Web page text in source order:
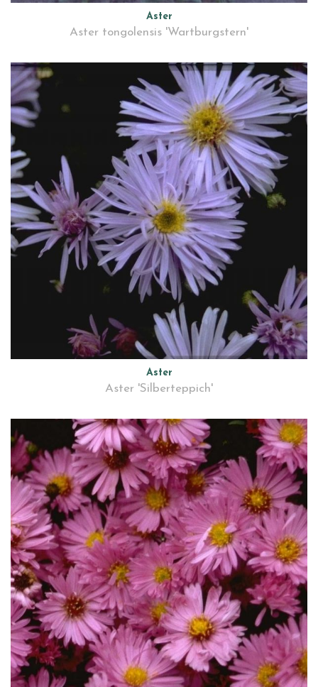
Aster
Aster tongolensis 'Wartburgstern'
Aster
Aster 'Silberteppich'